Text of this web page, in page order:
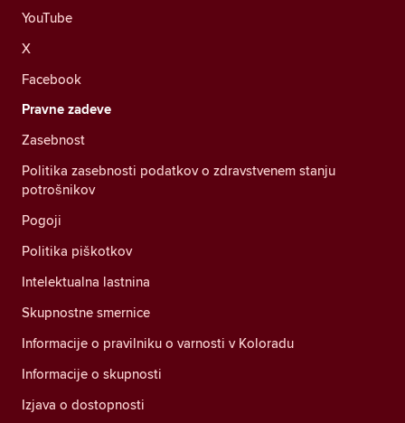
YouTube
X
Facebook
Pravne zadeve
Zasebnost
Politika zasebnosti podatkov o zdravstvenem stanju
potrošnikov
Pogoji
Politika piškotkov
Intelektualna lastnina
Skupnostne smernice
Informacije o pravilniku o varnosti v Koloradu
Informacije o skupnosti
Izjava o dostopnosti